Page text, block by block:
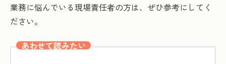
業務に悩んでいる現場責任者の方は、ぜひ参考にしてく
ださい。
あわせて読みたい